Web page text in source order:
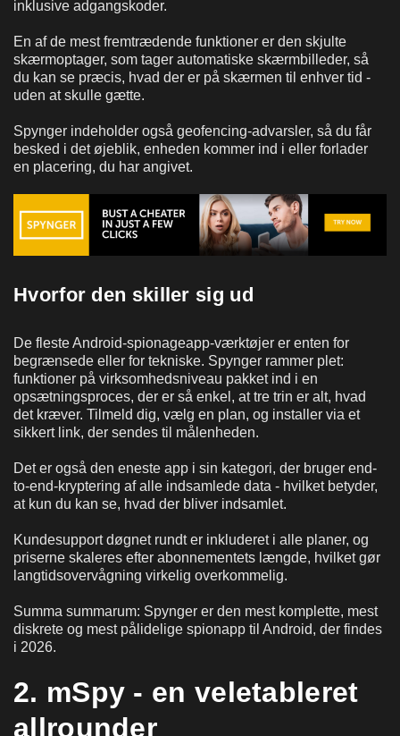
inklusive adgangskoder.
En af de mest fremtrædende funktioner er den skjulte
skærmoptager, som tager automatiske skærmbilleder, så
du kan se præcis, hvad der er på skærmen til enhver tid -
uden at skulle gætte.
Spynger indeholder også geofencing-advarsler, så du får
besked i det øjeblik, enheden kommer ind i eller forlader
en placering, du har angivet.
Hvorfor den skiller sig ud
De fleste Android-spionageapp-værktøjer er enten for
begrænsede eller for tekniske. Spynger rammer plet:
funktioner på virksomhedsniveau pakket ind i en
opsætningsproces, der er så enkel, at tre trin er alt, hvad
det kræver. Tilmeld dig, vælg en plan, og installer via et
sikkert link, der sendes til målenheden.
Det er også den eneste app i sin kategori, der bruger end-
to-end-kryptering af alle indsamlede data - hvilket betyder,
at kun du kan se, hvad der bliver indsamlet.
Kundesupport døgnet rundt er inkluderet i alle planer, og
priserne skaleres efter abonnementets længde, hvilket gør
langtidsovervågning virkelig overkommelig.
Summa summarum: Spynger er den mest komplette, mest
diskrete og mest pålidelige spionapp til Android, der findes
i 2026.
2. mSpy - en veletableret
allrounder